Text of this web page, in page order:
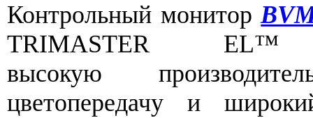
Контрольный монитор
TRIMASTER EL™
высокую
цветопередачу и